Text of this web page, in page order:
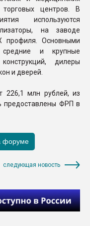
центров. В
используются
на заводе
профиля. Основными
средние и крупные
дилеры
и дверей.
226,1 млн рублей, из
предоставлены ФРП в
следующая новость